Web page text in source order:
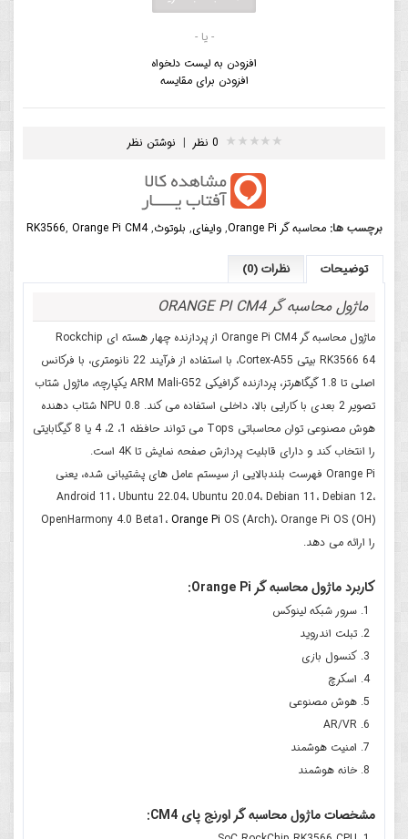
- یا -
افزودن به لیست دلخواه
افزودن برای مقایسه
0 نظر | نوشتن نظر
برچسب ها: محاسبه گر Orange Pi ,وایفای, بلوتوث,
RK3566, Orange Pi CM4
توضیحات نظرات (0)
ماژول محاسبه گر ORANGE PI CM4
ماژول محاسبه گر Orange Pi CM4 از پردازنده چهار هسته ای Rockchip
RK3566 64 بیتی Cortex-A55، با استفاده از فرآیند 22 نانومتری، با فرکانس
اصلی تا 1.8 گیگاهرتز، پردازنده گرافیکی ARM Mali-G52 یکپارچه، ماژول شتاب
تصویر 2 بعدی با کارایی بالا، داخلی استفاده می کند. 0.8 NPU شتاب دهنده
هوش مصنوعی توان محاسباتی Tops می تواند حافظه 1، 2، 4 یا 8 گیگابایتی
را انتخاب کند و دارای قابلیت پردازش صفحه نمایش تا 4K است.
Orange Pi فهرست بلندبالایی از سیستم عامل های پشتیبانی شده، یعنی
Android 11، Ubuntu 22.04، Ubuntu 20.04، Debian 11، Debian 12،
OpenHarmony 4.0 Beta1، Orange Pi OS (Arch)، Orange Pi OS (OH)
را ارائه می دهد.
کاربرد ماژول محاسبه گر Orange Pi:
سرور شبکه لینوکس
تبلت اندروید
کنسول بازی
اسکرچ
هوش مصنوعی
AR/VR
امنیت هوشمند
خانه هوشمند
مشخصات ماژول محاسبه گر اورنج پای CM4: